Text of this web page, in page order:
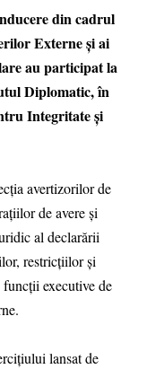
din cadrul
Externe și ai
au participat la
Diplomatic, în
Integritate și
avertizorilor de
de avere și
al declarării
restricțiilor și
executive de
lansat de